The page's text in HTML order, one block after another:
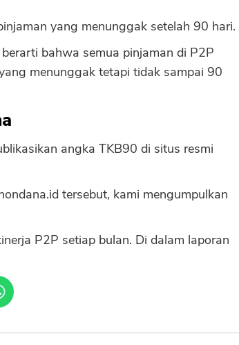
yang menunggak setelah 90 hari.
bahwa semua pinjaman di P2P
menunggak tetapi tidak sampai 90
angka TKB90 di situs resmi
tersebut, kami mengumpulkan
P2P setiap bulan. Di dalam laporan